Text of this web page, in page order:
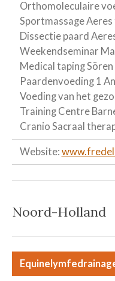
Orthomoleculaire
Sportmassage
Dissectie paard
Weekendseminar
Medical taping
Paardenvoeding 1
Voeding van het
Training Centre
Cranio Sacraal
Website:
Noord-Holland